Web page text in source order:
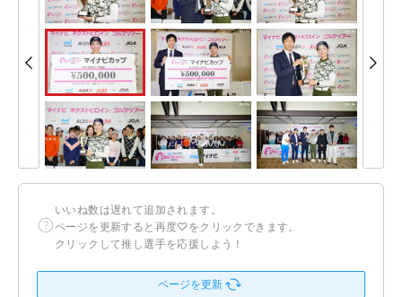
いいね数は遅れて追加されます。
ページを更新すると再度♡をクリックできます。
クリックして推し選手を応援しよう！
ページを更新